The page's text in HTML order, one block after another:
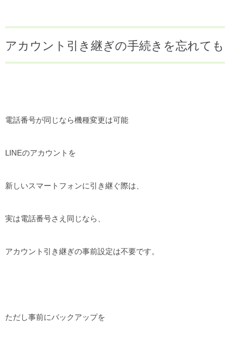
アカウント引き継ぎの手続きを忘れても
電話番号が同じなら機種変更は可能
LINEのアカウントを
新しいスマートフォンに引き継ぐ際は、
実は電話番号さえ同じなら、
アカウント引き継ぎの事前設定は不要です。
ただし事前にバックアップを